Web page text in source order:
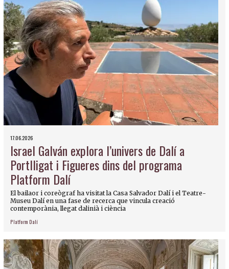
17.06.2026
Israel Galván explora l’univers de Dalí a
Portlligat i Figueres dins del programa
Platform Dalí
El bailaor i coreògraf ha visitat la Casa Salvador Dalí i el Teatre-
Museu Dalí en una fase de recerca que vincula creació
contemporània, llegat dalinià i ciència
Platform Dalí